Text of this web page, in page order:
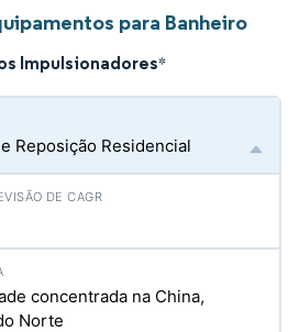
para Banheiro
Impulsionadores*
Reposição Residencial
concentrada na China,
Norte